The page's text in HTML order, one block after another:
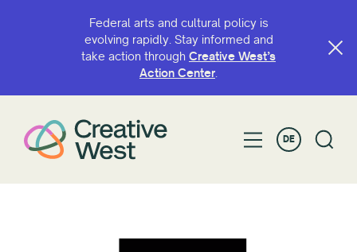
Federal arts and cultural policy is
evolving rapidly. Stay informed and
take action through Creative West’s
Action Center.
DE